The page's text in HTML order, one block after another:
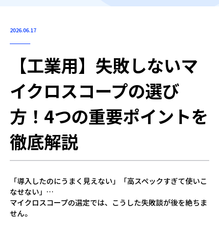
2026.06.17
【工業用】失敗しないマ
イクロスコープの選び
方！4つの重要ポイントを
徹底解説
「導入したのにうまく見えない」「高スペックすぎて使いこ
なせない」…
マイクロスコープの選定では、こうした失敗談が後を絶ちま
せん。